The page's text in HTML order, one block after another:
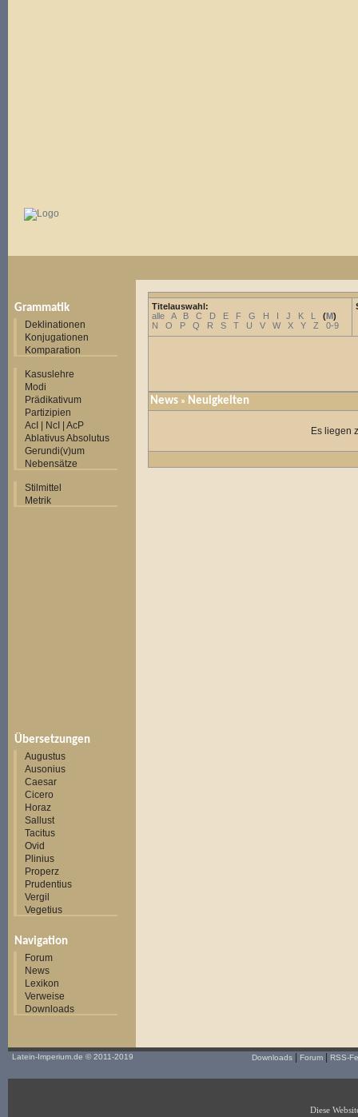
Grammatik
Deklinationen
Konjugationen
Komparation
Kasuslehre
Modi
Prädikativum
Partizipien
AcI | NcI | AcP
Ablativus Absolutus
Gerundi(v)um
Nebensätze
Stilmittel
Metrik
Übersetzungen
Augustus
Ausonius
Caesar
Cicero
Horaz
Sallust
Tacitus
Ovid
Plinius
Properz
Prudentius
Vergil
Vegetius
Navigation
Forum
News
Lexikon
Verweise
Downloads
Titelauswahl:
alle
A B C D E F G H I J K L (M)
N
O P Q R S T U V W X Y Z 0-9
News » Neuigkeiten
Es liegen
Latein-Imperium.de © 2011-2019 Downloads Forum RSS-
Diese